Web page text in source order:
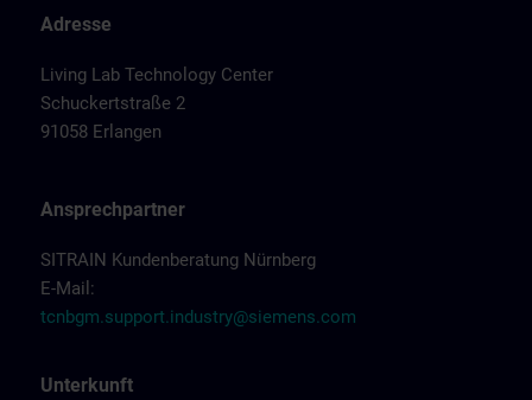
Adresse
Living Lab Technology Center
Schuckertstraße 2
91058 Erlangen
Ansprechpartner
SITRAIN Kundenberatung Nürnberg
E-Mail:
tcnbgm.support.industry@siemens.com
Unterkunft